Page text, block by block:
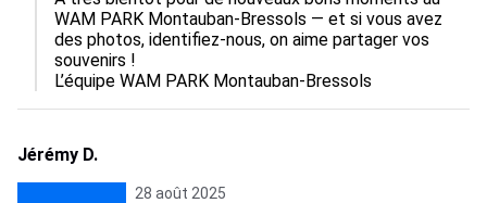
WAM PARK Montauban-Bressols — et si vous avez
des photos, identifiez-nous, on aime partager vos
souvenirs !
L’équipe WAM PARK Montauban-Bressols
Jérémy D.
28 août 2025